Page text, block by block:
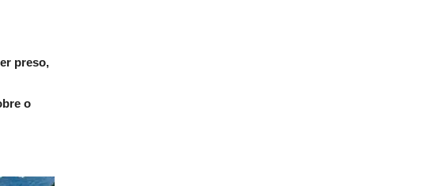
preso,
o